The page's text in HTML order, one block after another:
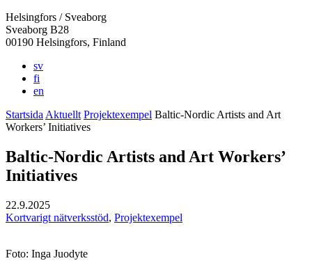
flik
flik
flik
flik
flik
Helsingfors / Sveaborg
Sveaborg B28
00190 Helsingfors, Finland
sv
fi
en
Startsida Aktuellt Projektexempel Baltic-Nordic Artists and Art
Workers’ Initiatives
Baltic-Nordic Artists and Art Workers’
Initiatives
22.9.2025
Kortvarigt nätverksstöd, Projektexempel
Foto: Inga Juodyte